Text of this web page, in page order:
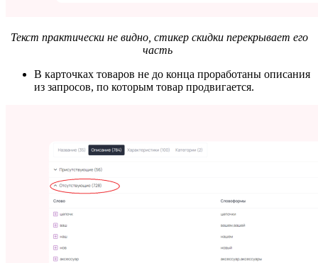
Текст практически не видно, стикер скидки перекрывает его
часть
В карточках товаров не до конца проработаны описания
из запросов, по которым товар продвигается.